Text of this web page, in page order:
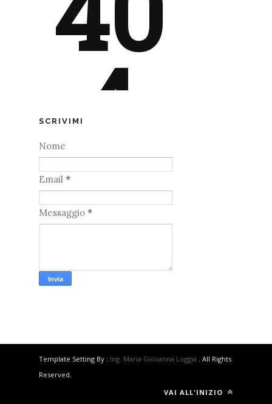
SCRIVIMI
Nome
Email *
Messaggio *
Template Setting By : Ing. Maria Giovanna Loggia
. All Rights
Reserved.
VAI ALL'INIZIO